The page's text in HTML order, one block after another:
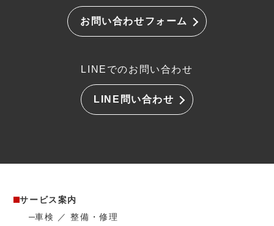
お問い合わせフォーム
LINEでのお問い合わせ
LINE問い合わせ
サービス案内
車検 ／ 整備・修理